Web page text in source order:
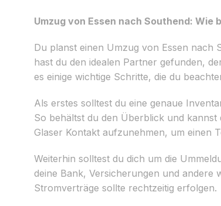
Umzug von Essen nach Southend: Wie
Du planst einen Umzug von Essen nach
hast du den idealen Partner gefunden,
es einige wichtige Schritte, die du
Als erstes solltest du eine genaue
So behältst du den Überblick und
Glaser Kontakt aufzunehmen, um einen
Weiterhin solltest du dich um die
deine Bank, Versicherungen und andere
Stromverträge sollte rechtzeitig erfolgen.